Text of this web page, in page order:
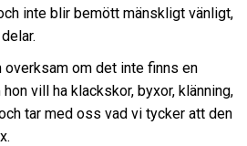
inte blir bemött mänskligt vänligt,
overksam om det inte finns en
vill ha klackskor, byxor, klänning,
tar med oss vad vi tycker att den